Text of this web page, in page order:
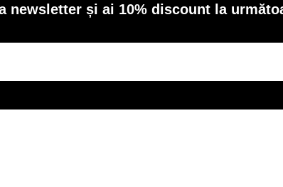
newsletter și ai 10% discount la